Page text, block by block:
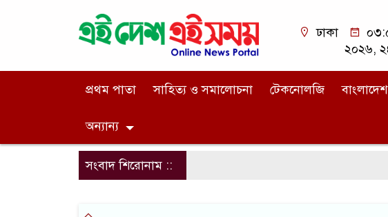
ঢাকা
২০২৬,
প্রথম পাতা সাহিত্য ও সমালোচনা টেকনোলজি বাংলাদেশ
অন্যান্য
সংবাদ শিরোনাম ::